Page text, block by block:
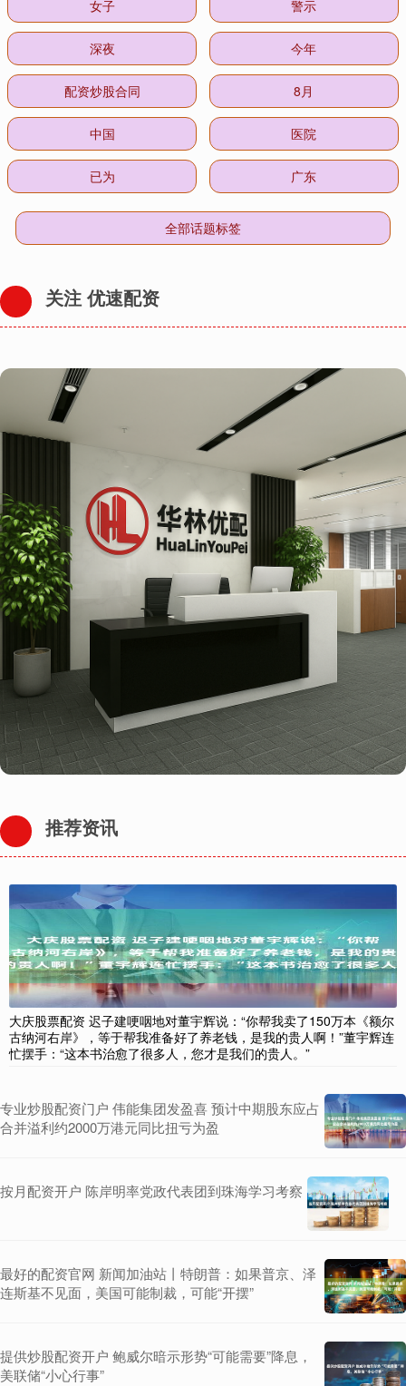
女子 警示
深夜 今年
配资炒股合同 8月
中国 医院
已为 广东
全部话题标签
关注 优速配资
推荐资讯
大庆股票配资 迟子建哽咽地对董宇辉说：“你帮我卖了150万本《额尔
古纳河右岸》，等于帮我准备好了养老钱，是我的贵人啊！”董宇辉连
忙摆手：“这本书治愈了很多人，您才是我们的贵人。”
专业炒股配资门户 伟能集团发盈喜 预计中期股东应占
合并溢利约2000万港元同比扭亏为盈
按月配资开户 陈岸明率党政代表团到珠海学习考察
最好的配资官网 新闻加油站丨特朗普：如果普京、泽
连斯基不见面，美国可能制裁，可能“开摆”
提供炒股配资开户 鲍威尔暗示形势“可能需要”降息，
美联储“小心行事”